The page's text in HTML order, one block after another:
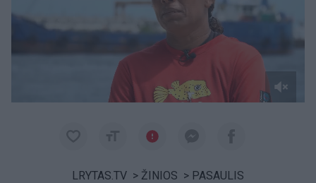
LRYTAS.TV > ŽINIOS > PASAULIS